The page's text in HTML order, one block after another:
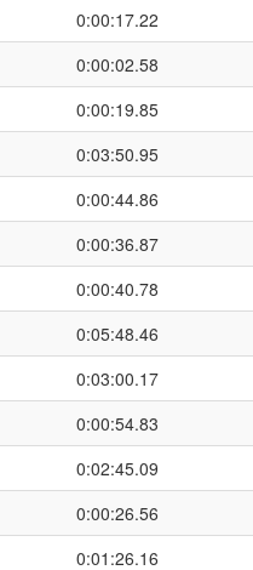
0:00:17.22
0:00:02.58
0:00:19.85
0:03:50.95
0:00:44.86
0:00:36.87
0:00:40.78
0:05:48.46
0:03:00.17
0:00:54.83
0:02:45.09
0:00:26.56
0:01:26.16